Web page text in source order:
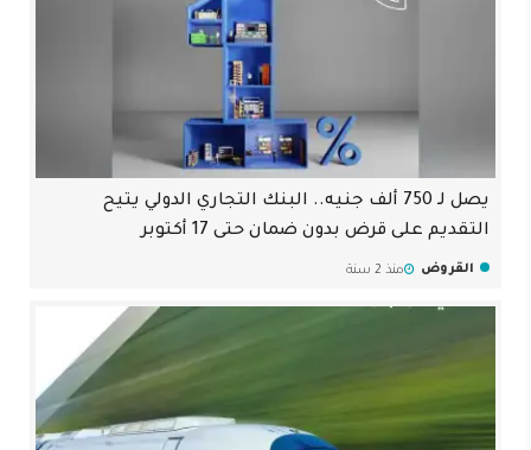
يصل لـ 750 ألف جنيه.. البنك التجاري الدولي يتيح
التقديم على قرض بدون ضمان حتى 17 أكتوبر
القروض منذ 2 سنة